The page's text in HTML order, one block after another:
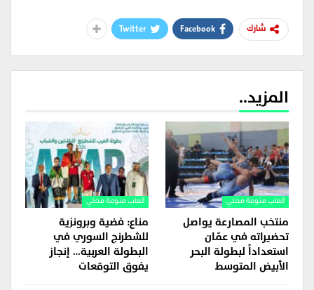
شارك Facebook
Twitter
المزيد..
ألعاب منوعة محلي
منتخب المصارعة يواصل
تحضيراته في عمّان
استعداداً لبطولة البحر
الأبيض المتوسط
ألعاب منوعة محلي
مناع: فضية وبرونزية
للشطرنج السوري في
البطولة العربية… إنجاز
يفوق التوقعات